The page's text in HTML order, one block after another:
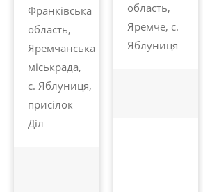
Франківська
область,
Яремчанська
міськрада,
с. Яблуниця,
присілок
Діл
область,
Яремче, с.
Яблуниця